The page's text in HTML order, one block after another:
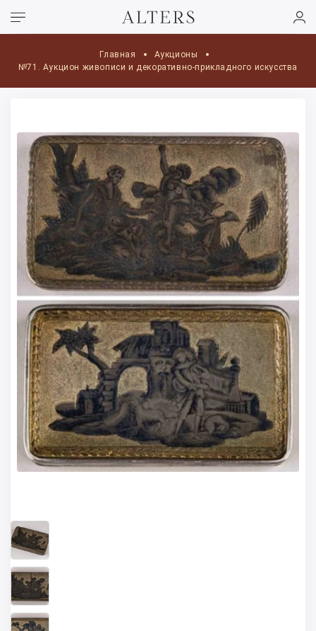
Главная
Аукционы
№71. Аукцион живописи и декоративно-прикладного искусства